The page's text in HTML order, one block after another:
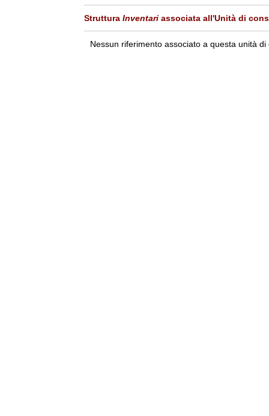
Struttura Inventari associata all'Unità di
Nessun riferimento associato a questa unità